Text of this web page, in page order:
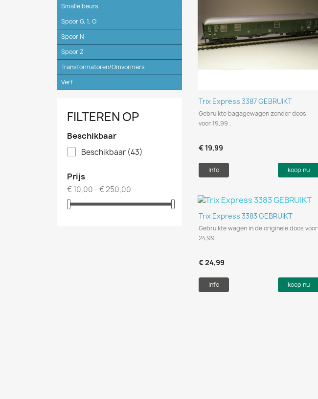
Smalle beurs
Spoor G, 1, O
Spoor N
Spoor Z
Transformatoren/Omvormers
Verf
FILTEREN OP
Beschikbaar
Beschikbaar (43)
Prijs
€ 10,00 - € 250,00
Snel bekijken
Trix Express 3387 GEBRUIKT
Gebruikte bagagewagen zonder doos
voor 19,99 .
€ 19,99
Info koop nu
Snel bekijken
Trix Express 3383 GEBRUIKT
Gebruikte wagen in de originele doos voor
24,99 .
€ 24,99
Info koop nu